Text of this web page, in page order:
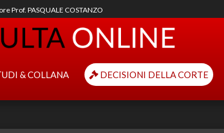
Prof. PASQUALE COSTANZO
& COLLANA DECISIONI DELLA CORTE